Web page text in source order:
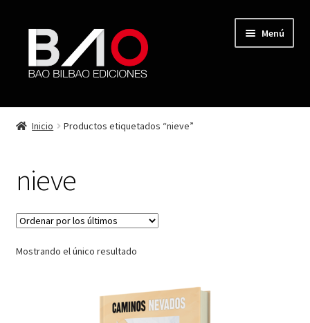
Menú
TIENDA
AUTORES
REVISTA BAO
CONTACTO
Inicio Productos etiquetados “nieve”
nieve
Mostrando el único resultado